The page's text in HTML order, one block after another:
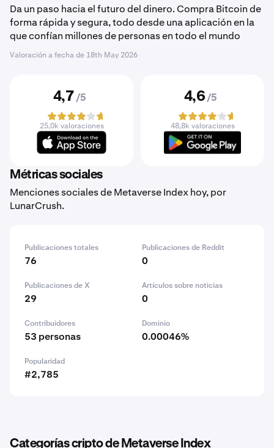
Da un paso hacia el futuro del dinero. Compra Bitcoin de
forma rápida y segura, todo desde una aplicación en la
que confían millones de personas en todo el mundo
Valoración a fecha de 18th May 2026
4,7 /5
25,0k valoraciones
4,6 /5
48,8k valoraciones
Métricas sociales
Menciones sociales de Metaverse Index hoy, por
LunarCrush.
Publicaciones totales
76
Publicaciones de Reddit
0
Publicaciones de X
29
Artículos sobre noticias
0
Contribuidores
53 personas
Dominio
0.00046%
Popularidad
#2,785
Categorías cripto de Metaverse Index